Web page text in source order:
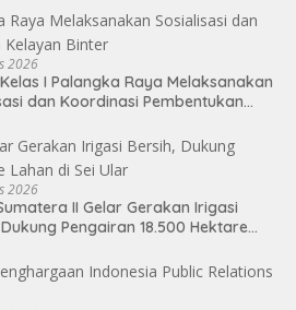
2026
I Palangka Raya Melaksanakan
dan Koordinasi Pembentukan
2026
II Gelar Gerakan Irigasi
Pengairan 18.500 Hektare